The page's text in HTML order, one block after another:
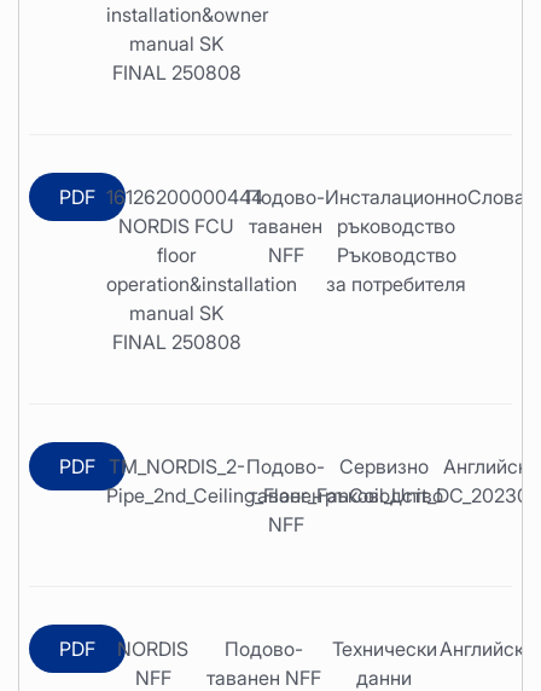
installation&owner
manual SK
FINAL 250808
PDF 16126200000444
NORDIS FCU
floor
operation&installation
manual SK
FINAL 250808
Подово-
таванен
NFF
Инсталационно
ръководство
Ръководство
за потребителя
PDF TM_NORDIS_2-Подово-
таванен
NFF
Сервизно
ръководство
Английски
PDF
NORDIS
NFF
Подово-
таванен NFF
Технически
данни
Английски